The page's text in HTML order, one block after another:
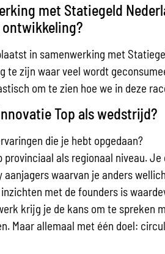
met Statiegeld
ontwikkeling?
in samenwerking met
te zijn waar veel wordt
om te zien hoe we in deze
Top als wedstrijd?
die je hebt opgedaan?
als regionaal niveau.
waarvan je anders
met de founders is
krijg je de kans om te spreken
Maar allemaal met één doel: